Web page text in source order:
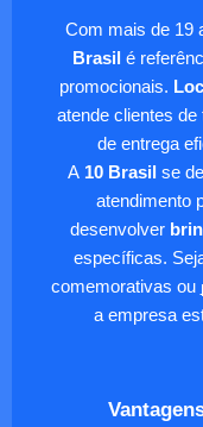
Com mais de 19
Brasil é
promocionais.
atende clientes
de entrega
A10 Brasil se
atendimento
desenvolver
específicas.
comemorativas ou
a empresa